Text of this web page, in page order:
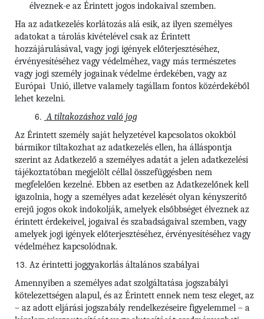
élveznek-e az Érintett jogos indokaival szemben.
Ha az adatkezelés korlátozás alá esik, az ilyen személyes
adatokat a tárolás kivételével csak az Érintett
hozzájárulásával, vagy jogi igények előterjesztéséhez,
érvényesítéséhez vagy védelméhez, vagy más természetes
vagy jogi személy jogainak védelme érdekében, vagy az
Európai Unió, illetve valamely tagállam fontos közérdekéből
lehet kezelni.
A tiltakozáshoz való jog
Az Érintett személy saját helyzetével kapcsolatos okokból
bármikor tiltakozhat az adatkezelés ellen, ha álláspontja
szerint az Adatkezelő a személyes adatát a jelen adatkezelési
tájékoztatóban megjelölt céllal összefüggésben nem
megfelelően kezelné. Ebben az esetben az Adatkezelőnek kell
igazolnia, hogy a személyes adat kezelését olyan kényszerítő
erejű jogos okok indokolják, amelyek elsőbbséget élveznek az
érintett érdekeivel, jogaival és szabadságaival szemben, vagy
amelyek jogi igények előterjesztéséhez, érvényesítéséhez vagy
védelméhez kapcsolódnak.
Az érintetti joggyakorlás általános szabályai
Amennyiben a személyes adat szolgáltatása jogszabályi
kötelezettségen alapul, és az Érintett ennek nem tesz eleget, az
– az adott eljárási jogszabály rendelkezéseire figyelemmel – a